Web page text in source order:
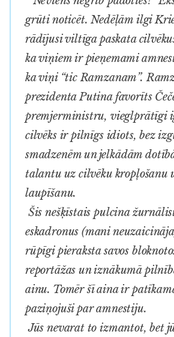
grūti noticēt. Nedēļām ilgi
rādījusi viltīga paskata
ka viņiem ir pieņemami
ka viņi “tic Ramzanam”.
prezidenta Putina favorīts
premjerministru, vieglprātīgi
cilvēks ir pilnīgs idiots, bez
smadzenēm un jelkādām
talantu uz cilvēku kropļošanu
laupīšanu.
Šis nešķīstais pulcina
eskadronus (mani
rūpīgi pieraksta savos
reportāžas un iznākumā
ainu. Tomēr šī aina ir
paziņojuši par amnestiju.
Jūs nevarat to izmantot, bet